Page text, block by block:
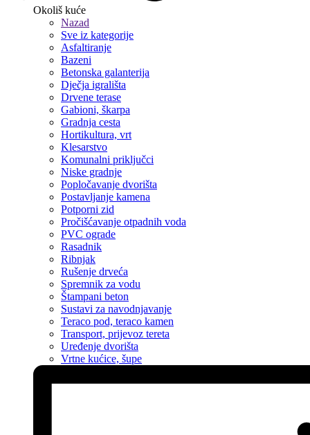
Okoliš kuće
Nazad
Sve iz kategorije
Asfaltiranje
Bazeni
Betonska galanterija
Dječja igrališta
Drvene terase
Gabioni, škarpa
Gradnja cesta
Hortikultura, vrt
Klesarstvo
Komunalni priključci
Niske gradnje
Popločavanje dvorišta
Postavljanje kamena
Potporni zid
Pročišćavanje otpadnih voda
PVC ograde
Rasadnik
Ribnjak
Rušenje drveća
Spremnik za vodu
Štampani beton
Sustavi za navodnjavanje
Teraco pod, teraco kamen
Transport, prijevoz tereta
Uređenje dvorišta
Vrtne kućice, šupe